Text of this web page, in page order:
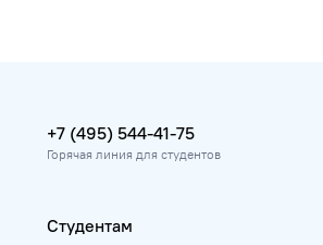
+7 (495) 544-41-75
Горячая линия для студентов
Студентам